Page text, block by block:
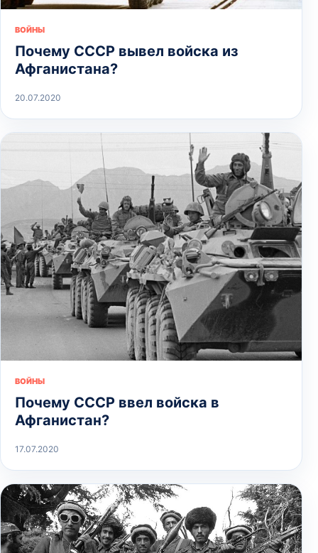
ВОЙНЫ
Почему СССР вывел войска из
Афганистана?
20.07.2020
ВОЙНЫ
Почему СССР ввел войска в
Афганистан?
17.07.2020